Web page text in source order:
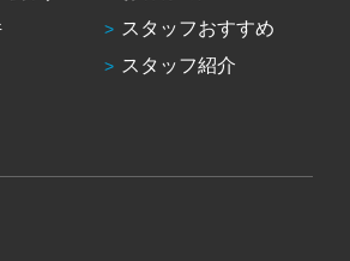
スタッフおすすめ
スタッフ紹介